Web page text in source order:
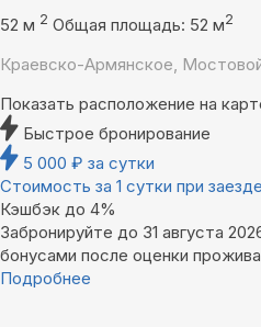
52 м 2 Общая площадь: 52 м2
Краевско-Армянское,
Показать расположение на
Быстрое бронирование
5 000 ₽ за сутки
Стоимость за 1 сутки при
Кэшбэк до 4%
Забронируйте до 31 августа
бонусами после оценки
Подробнее